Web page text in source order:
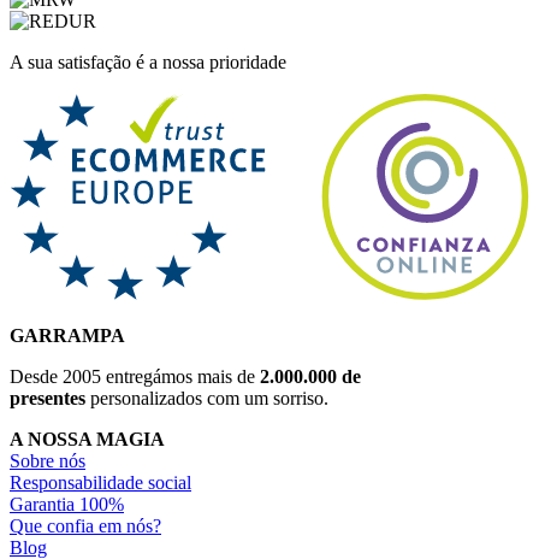
A sua satisfação é a nossa prioridade
GARRAMPA
Desde 2005 entregámos mais de 2.000.000 de
presentes personalizados com um sorriso.
A NOSSA MAGIA
Sobre nós
Responsabilidade social
Garantia 100%
Que confia em nós?
Blog